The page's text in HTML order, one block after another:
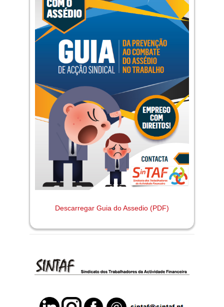
Descarregar Guia do Assedio (PDF)